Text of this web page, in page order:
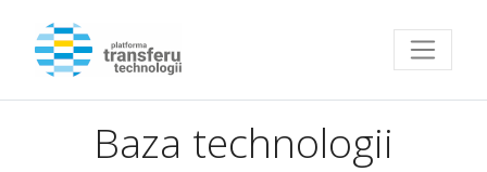
Przejdź do strony głównej
Baza technologii